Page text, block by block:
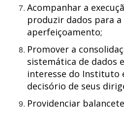
Acompanhar a
produzir dados para
aperfeiçoamento;
Promover a
sistemática de dados
interesse do Instituto
decisório de seus
Providenciar